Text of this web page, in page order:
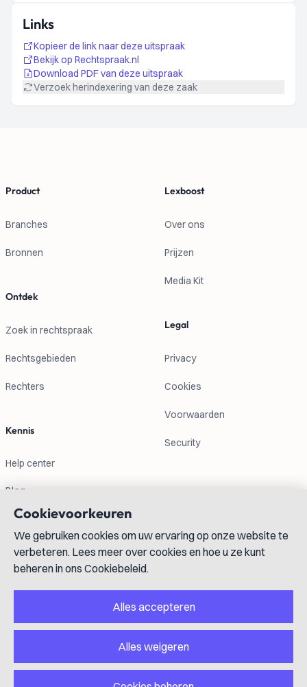
Links
Kopieer de link naar deze uitspraak
Bekijk op Rechtspraak.nl
Download PDF van deze uitspraak
Verzoek herindexering van deze zaak
Product
Branches
Bronnen
Ontdek
Zoek in rechtspraak
Rechtsgebieden
Rechters
Kennis
Help center
Blog
Lexboost
Over ons
Prijzen
Media Kit
Legal
Privacy
Cookies
Voorwaarden
Security
Contactgegevens
info@lexboost.com
GitHubYouTube
Cookievoorkeuren
We gebruiken cookies om uw ervaring op onze website te
verbeteren. Lees meer over cookies en hoe u ze kunt
beheren in ons Cookiebeleid.
Alles accepteren
Alles weigeren